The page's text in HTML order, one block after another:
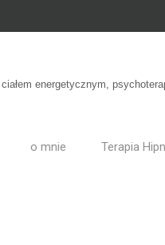
energetycznym,
o mnie Terapia